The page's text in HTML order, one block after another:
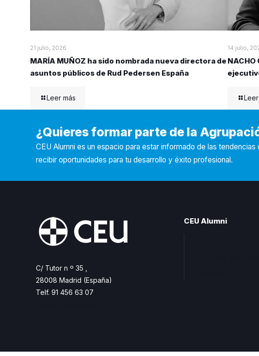
21 julio, 2026
MARÍA MUÑOZ ha sido nombrada nueva directora de
asuntos públicos de Rud Pedersen España
Leer más
14 julio,
¿Quieres formar parte de la
CEU Alumni es un espacio para estar informado de las
recibir oportunidades para tu desarrollo y éxito profesional.
C/ Tutor n º 35 ,
28008 Madrid (España)
Telf. 91 456 63 07
CEU Alumni